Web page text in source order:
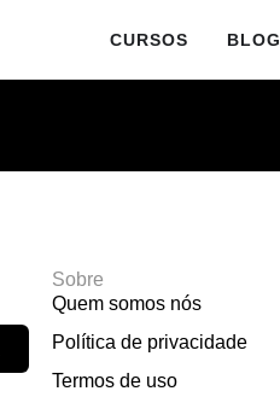
CURSOS BLOG
Sobre
Quem somos nós
Política de privacidade
Termos de uso